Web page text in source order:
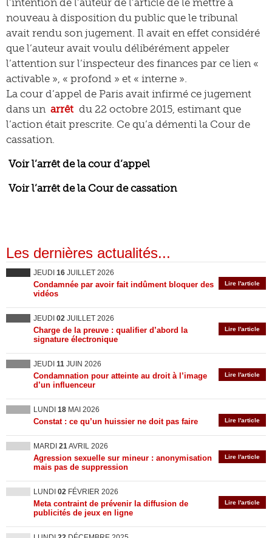
l’intention de l’auteur de l’article de le mettre à
nouveau à disposition du public que le tribunal
avait rendu son jugement. Il avait en effet considéré
que l’auteur avait voulu délibérément appeler
l’attention sur l’inspecteur des finances par ce lien «
activable », « profond » et « interne ».
La cour d’appel de Paris avait infirmé ce jugement
dans un arrêt du 22 octobre 2015, estimant que
l’action était prescrite. Ce qu’a démenti la Cour de
cassation.
Voir l’arrêt de la cour d’appel
Voir l’arrêt de la Cour de cassation
Les dernières actualités...
JEUDI 16 JUILLET 2026
Lire l'article
Condamnée par avoir fait indûment bloquer des
vidéos
JEUDI 02 JUILLET 2026
Lire l'article
Charge de la preuve : qualifier d’abord la
signature électronique
JEUDI 11 JUIN 2026
Lire l'article
Condamnation pour atteinte au droit à l’image
d’un influenceur
LUNDI 18 MAI 2026
Lire l'article
Constat : ce qu’un huissier ne doit pas faire
MARDI 21AVRIL 2026
Lire l'article
Agression sexuelle sur mineur : anonymisation
mais pas de suppression
LUNDI 02 FÉVRIER 2026
Lire l'article
Meta contraint de prévenir la diffusion de
publicités de jeux en ligne